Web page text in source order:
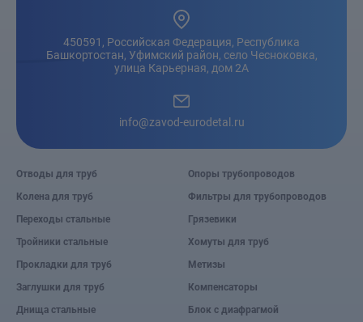
450591, Российская Федерация, Республика
Башкортостан, Уфимский район, село Чесноковка,
улица Карьерная, дом 2А
info@zavod-eurodetal.ru
Отводы для труб
Колена для труб
Переходы стальные
Тройники стальные
Прокладки для труб
Заглушки для труб
Днища стальные
Опоры трубопроводов
Фильтры для трубопроводов
Грязевики
Хомуты для труб
Метизы
Компенсаторы
Блок с диафрагмой